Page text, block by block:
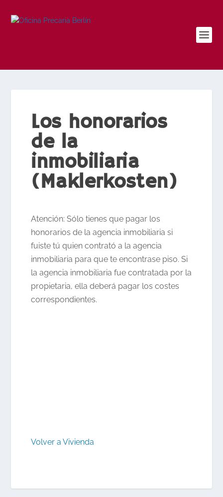
Los honorarios
de la
inmobiliaria
(Maklerkosten)
Atención: Sólo tienes que pagar los
honorarios de la agencia inmobiliaria si
fuiste tú quien contrató a la agencia
inmobiliaria para que te encontrase piso. Si
la agencia inmobiliaria fue contratada por la
propietaria, ella deberá pagar los costes
correspondientes.
Volver a Vivienda